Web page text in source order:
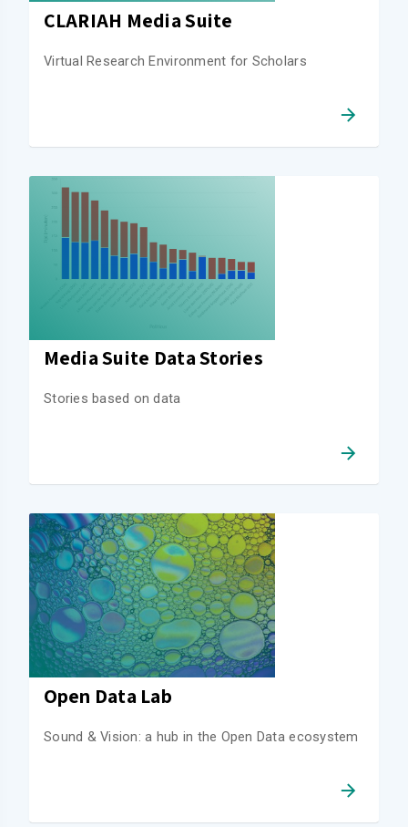
CLARIAH Media Suite
Virtual Research Environment for Scholars
Media Suite Data Stories
Stories based on data
Open Data Lab
Sound & Vision: a hub in the Open Data ecosystem